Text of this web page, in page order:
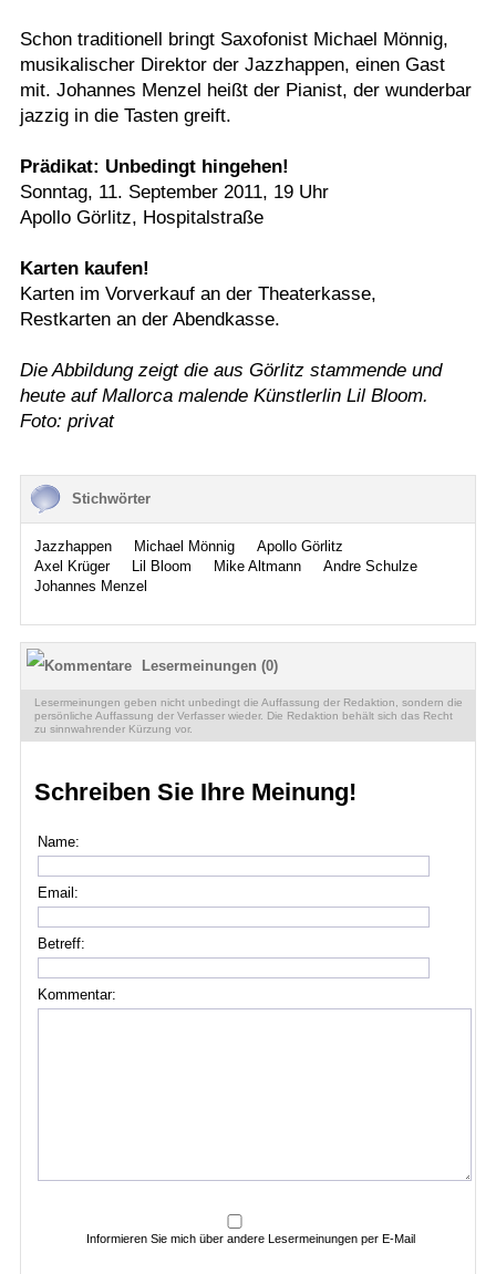
Schon traditionell bringt Saxofonist Michael Mönnig,
musikalischer Direktor der Jazzhappen, einen Gast
mit. Johannes Menzel heißt der Pianist, der wunderbar
jazzig in die Tasten greift.
Prädikat: Unbedingt hingehen!
Sonntag, 11. September 2011, 19 Uhr
Apollo Görlitz, Hospitalstraße
Karten kaufen!
Karten im Vorverkauf an der Theaterkasse,
Restkarten an der Abendkasse.
Die Abbildung zeigt die aus Görlitz stammende und
heute auf Mallorca malende Künstlerlin Lil Bloom.
Foto: privat
Stichwörter
Jazzhappen Michael Mönnig
Apollo Görlitz
Axel Krüger
Lil Bloom Mike Altmann
Andre Schulze
Johannes Menzel
Lesermeinungen (0)
Lesermeinungen geben nicht unbedingt die Auffassung der Redaktion, sondern die
persönliche Auffassung der Verfasser wieder. Die Redaktion behält sich das Recht
zu sinnwahrender Kürzung vor.
Schreiben Sie Ihre Meinung!
Name:
Email:
Betreff:
Kommentar:
Informieren Sie mich über andere Lesermeinungen per E-Mail